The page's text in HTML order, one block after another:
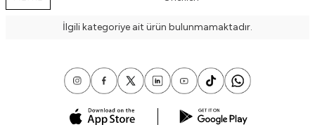
İlgili kategoriye ait ürün bulunmamaktadır.